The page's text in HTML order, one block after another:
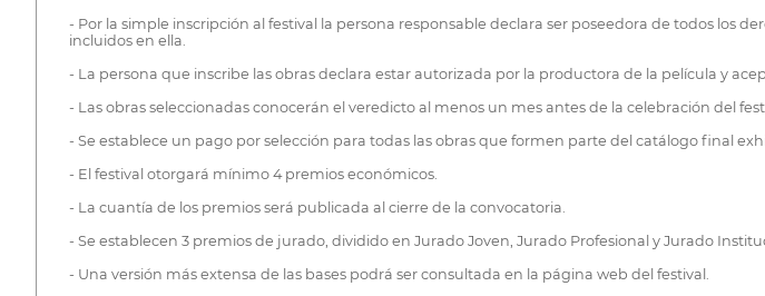
- Por la simple inscripción al festival la persona responsable declara ser poseedora de todos los
incluidos en ella.
- La persona que inscribe las obras declara estar autorizada por la productora de la película y
- Las obras seleccionadas conocerán el veredicto al menos un mes antes de la celebración del
- Se establece un pago por selección para todas las obras que formen parte del catálogo final
- El festival otorgará mínimo 4 premios económicos.
- La cuantía de los premios será publicada al cierre de la convocatoria.
- Se establecen 3 premios de jurado, dividido en Jurado Joven, Jurado Profesional y Jurado
- Una versión más extensa de las bases podrá ser consultada en la página web del festival.